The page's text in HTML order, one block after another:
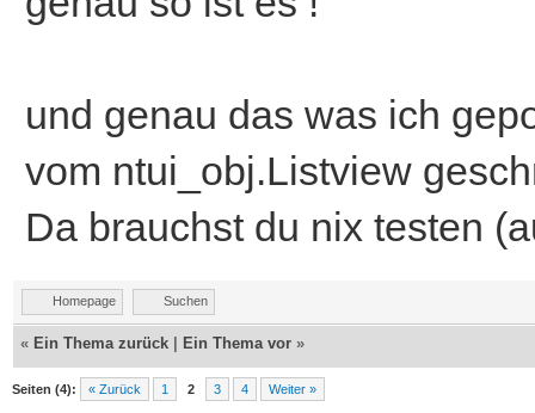
und genau das was ich
vom ntui_obj.Listview
Da brauchst du nix testen
Homepage Suchen
« Ein Thema zurück Ein Thema vor »
Seiten (4): « Zurück 1 2 3 4 Weiter »